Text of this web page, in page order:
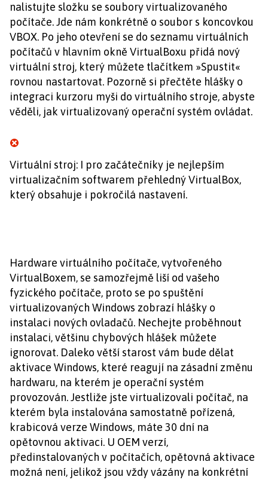
nalistujte složku se soubory virtualizovaného
počítače. Jde nám konkrétně o soubor s koncovkou
VBOX. Po jeho otevření se do seznamu virtuálních
počítačů v hlavním okně VirtualBoxu přidá nový
virtuální stroj, který můžete tlačítkem »Spustit«
rovnou nastartovat. Pozorně si přečtěte hlášky o
integraci kurzoru myši do virtuálního stroje, abyste
věděli, jak virtualizovaný operační systém ovládat.
Virtuální stroj: I pro začátečníky je nejlepším
virtualizačním softwarem přehledný VirtualBox,
který obsahuje i pokročilá nastavení.
Hardware virtuálního počítače, vytvořeného
VirtualBoxem, se samozřejmě liší od vašeho
fyzického počítače, proto se po spuštění
virtualizovaných Windows zobrazí hlášky o
instalaci nových ovladačů. Nechejte proběhnout
instalaci, většinu chybových hlášek můžete
ignorovat. Daleko větší starost vám bude dělat
aktivace Windows, které reagují na zásadní změnu
hardwaru, na kterém je operační systém
provozován. Jestliže jste virtualizovali počítač, na
kterém byla instalována samostatně pořízená,
krabicová verze Windows, máte 30 dní na
opětovnou aktivaci. U OEM verzí,
předinstalovaných v počítačích, opětovná aktivace
možná není, jelikož jsou vždy vázány na konkrétní